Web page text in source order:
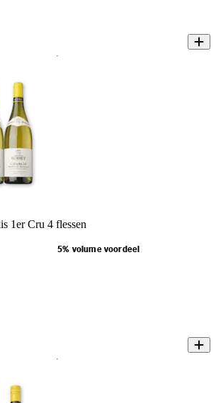
1er Cru 4 flessen
5% volume voordeel